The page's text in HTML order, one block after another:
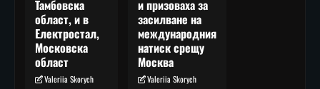
Тамбовска
област, и в
Електростал,
Московска
област
Valeriia Skorych
и призоваха за
засилване на
международния
натиск срещу
Москва
Valeriia Skorych